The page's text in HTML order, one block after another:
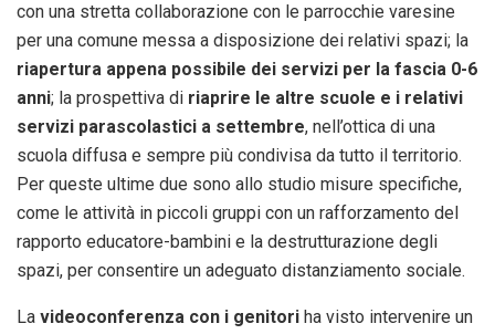
con una stretta collaborazione con le parrocchie varesine
per una comune messa a disposizione dei relativi spazi; la
riapertura appena possibile dei servizi per la fascia 0-6
anni; la prospettiva di riaprire le altre scuole e i relativi
servizi parascolastici a settembre, nell’ottica di una
scuola diffusa e sempre più condivisa da tutto il territorio.
Per queste ultime due sono allo studio misure specifiche,
come le attività in piccoli gruppi con un rafforzamento del
rapporto educatore-bambini e la destrutturazione degli
spazi, per consentire un adeguato distanziamento sociale.
La videoconferenza con i genitori ha visto intervenire un